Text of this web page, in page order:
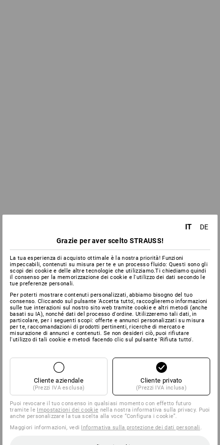
IT
DE
Grazie per aver scelto STRAUSS!
La tua esperienza di acquisto ottimale è la nostra priorità! Funzioni
impeccabili, contenuti su misura per te e un processo fluido: Questi sono gli
scopi dei cookie e delle altre tecnologie che utilizziamo.Ti chiediamo quindi
il consenso per la memorizzazione dei cookie e l'utilizzo dei dati secondo le
tue preferenze personali.
Per poterti mostrare contenuti personalizzati, abbiamo bisogno del tuo
consenso. Cliccando sul pulsante 'Accetta tutto', raccoglieremo informazioni
sulle tue interazioni sul nostro sito web tramite cookie e altri metodi (anche
basati su IA), nonché dati del processo d'ordine. Utilizzeremo tali dati, in
particolare, per i seguenti scopi: offerte e annunci personalizzati su misura
per te, raccomandazioni di prodotti pertinenti, ricerche di mercato e
misurazione di annunci e contenuti. Se non desideri ciò, puoi rifiutare
l'utilizzo di tali cookie e metodi facendo clic sul pulsante 'Rifiuta tutto'.
Cliente aziendale
(Prezzi IVA esclusa)
Cliente privato
(Prezzi IVA inclusa)
Puoi revocare il tuo consenso in qualsiasi momento con effetto futuro
tramite le Impostazioni dei cookie nella nostra informativa sulla privacy. Puoi
anche personalizzare la tua scelta alla voce “Configura i cookie”.
Maggiori informazioni, vedi Informativa sulla protezione dei dati personali